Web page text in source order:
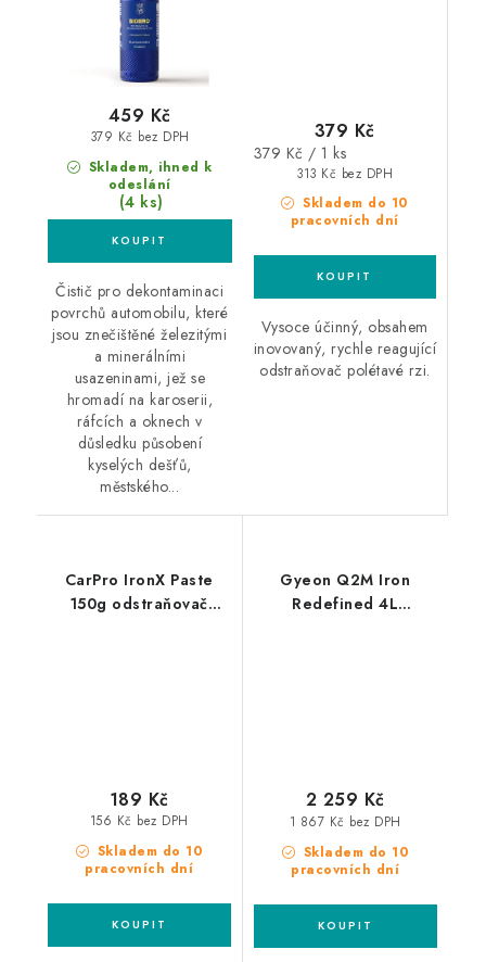
Skladem, ihned k
odeslání
(4 ks)
379 Kč bez DPH
459 Kč
Čistič pro dekontaminaci
povrchů automobilu, které
jsou znečištěné železitými
a minerálními
usazeninami, jež se
hromadí na karoserii,
ráfcích a oknech v
důsledku působení
kyselých dešťů,
městského...
Skladem do 10
pracovních dní
313 Kč bez DPH
379 Kč
Měrná
379 Kč / 1 ks
Vysoce účinný, obsahem
inovovaný, rychle reagující
odstraňovač polétavé rzi.
CarPro IronX Paste
150g odstraňovač
Skladem do 10
pracovních dní
156 Kč bez DPH
189 Kč
Gyeon Q2M Iron
Redefined 4L
Skladem do 10
pracovních dní
1 867 Kč bez DPH
2 259 Kč